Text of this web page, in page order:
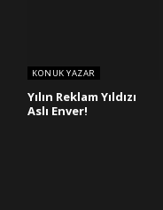
KONUK YAZAR
Yılın Reklam Yıldızı
Aslı Enver!